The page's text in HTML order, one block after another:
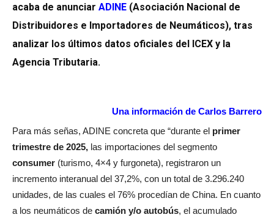
acaba de anunciar ADINE (Asociación Nacional de
Distribuidores e Importadores de Neumáticos), tras
analizar los últimos datos oficiales del ICEX y la
Agencia Tributaria.
Una información de Carlos Barrero
Para más señas, ADINE concreta que “durante el primer
trimestre de 2025, las importaciones del segmento
consumer (turismo, 4×4 y furgoneta), registraron un
incremento interanual del 37,2%, con un total de 3.296.240
unidades, de las cuales el 76% procedían de China. En cuanto
a los neumáticos de camión y/o autobús, el acumulado